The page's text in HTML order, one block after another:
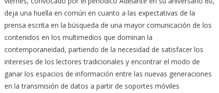
deja una huella en común en cuanto a las expectativas de la
prensa escrita en la búsqueda de una mayor comunicación de los
contenidos en los multimedios que dominan la
contemporaneidad, partiendo de la necesidad de satisfacer los
intereses de los lectores tradicionales y encontrar el modo de
ganar los espacios de información entre las nuevas generaciones
en la transmisión de datos a partir de soportes móviles